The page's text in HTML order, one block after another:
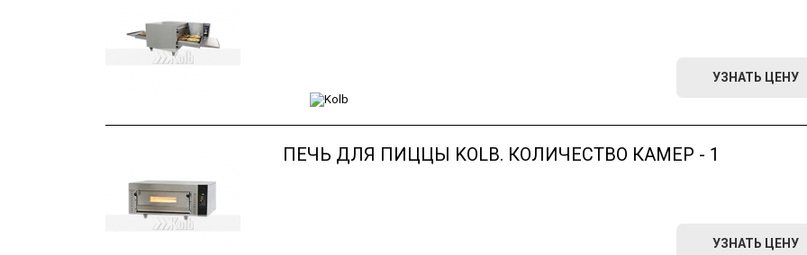
УЗНАТЬ ЦЕНУ
ПЕЧЬ ДЛЯ ПИЦЦЫ KOLB. КОЛИЧЕСТВО КАМЕР - 1
УЗНАТЬ ЦЕНУ